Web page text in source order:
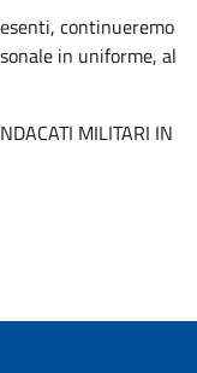
continueremo
in uniforme, al
MILITARI IN